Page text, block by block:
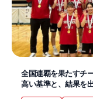
全国連覇を果たすチ
高い基準と、結果を